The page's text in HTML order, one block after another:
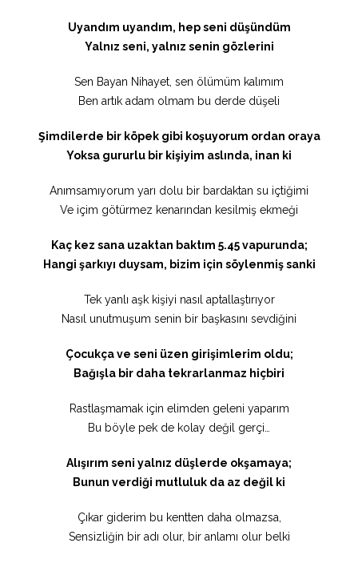
Uyandım uyandım, hep seni düşündüm
Yalnız seni, yalnız senin gözlerini
Sen Bayan Nihayet, sen ölümüm kalımım
Ben artık adam olmam bu derde düşeli
Şimdilerde bir köpek gibi koşuyorum ordan oraya
Yoksa gururlu bir kişiyim aslında, inan ki
Anımsamıyorum yarı dolu bir bardaktan su içtiğimi
Ve içim götürmez kenarından kesilmiş ekmeği
Kaç kez sana uzaktan baktım 5.45 vapurunda;
Hangi şarkıyı duysam, bizim için söylenmiş sanki
Tek yanlı aşk kişiyi nasıl aptallaştırıyor
Nasıl unutmuşum senin bir başkasını sevdiğini
Çocukça ve seni üzen girişimlerim oldu;
Bağışla bir daha tekrarlanmaz hiçbiri
Rastlaşmamak için elimden geleni yaparım
Bu böyle pek de kolay değil gerçi…
Alışırım seni yalnız düşlerde okşamaya;
Bunun verdiği mutluluk da az değil ki
Çıkar giderim bu kentten daha olmazsa,
Sensizliğin bir adı olur, bir anlamı olur belki